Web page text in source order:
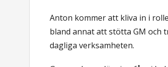
Anton kommer att kliva in i
bland annat att stötta GM
dagliga verksamheten.